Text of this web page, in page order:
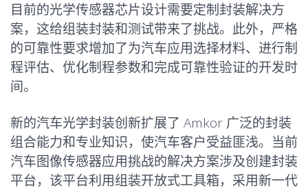
目前的光学传感器芯片设计需要定制封装解决方
案，这给组装封装和测试带来了挑战。此外，严格
的可靠性要求增加了为汽车应用选择材料、进行制
程评估、优化制程参数和完成可靠性验证的开发时
间。
新的汽车光学封装创新扩展了 Amkor 广泛的封装
组合能力和专业知识，使汽车客户受益匪浅。当前
汽车图像传感器应用挑战的解决方案涉及创建封装
平台，该平台利用组装开放式工具箱，采用新一代